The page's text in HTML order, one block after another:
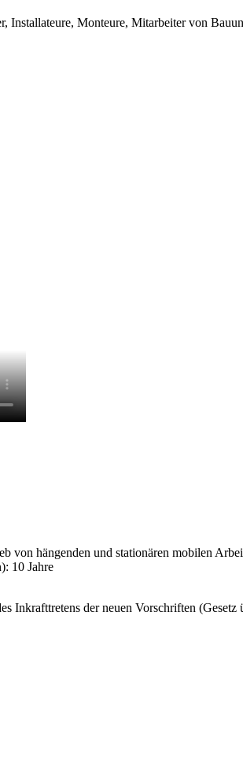
Monteure, Mitarbeiter von
von hängenden und stationären mobilen
10 Jahre
Inkrafttretens der neuen Vorschriften